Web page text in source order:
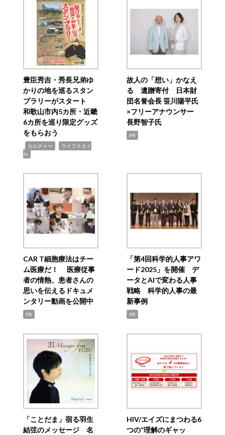
豊臣秀吉・秀長兄弟ゆ
かりの地を巡るスタン
プラリーがスタート
和歌山市内5カ所・近畿
6カ所を巡り限定グッズ
をもらおう
カルチャー
ライフスタイ
ル
故人の「想い」かなえ
る 遺贈寄付 日本財
団名誉会長 笹川陽平氏
×フリーアナウンサー
長野智子氏
PR
CAR T細胞療法はチー
ム医療だ！ 医療従事
者の情熱、患者さんの
思いを伝えるドキュメ
ンタリー動画を公開中
PR
「第4回科学的人事アワ
ード2025」を開催 デ
ータとAIで変わる人事
戦略 科学的人事の最
新事例
PR
「ことだま」宿る羽生
結弦のメッセージ 名
HIV/エイズにまつわる6
つの“理解のギャッ